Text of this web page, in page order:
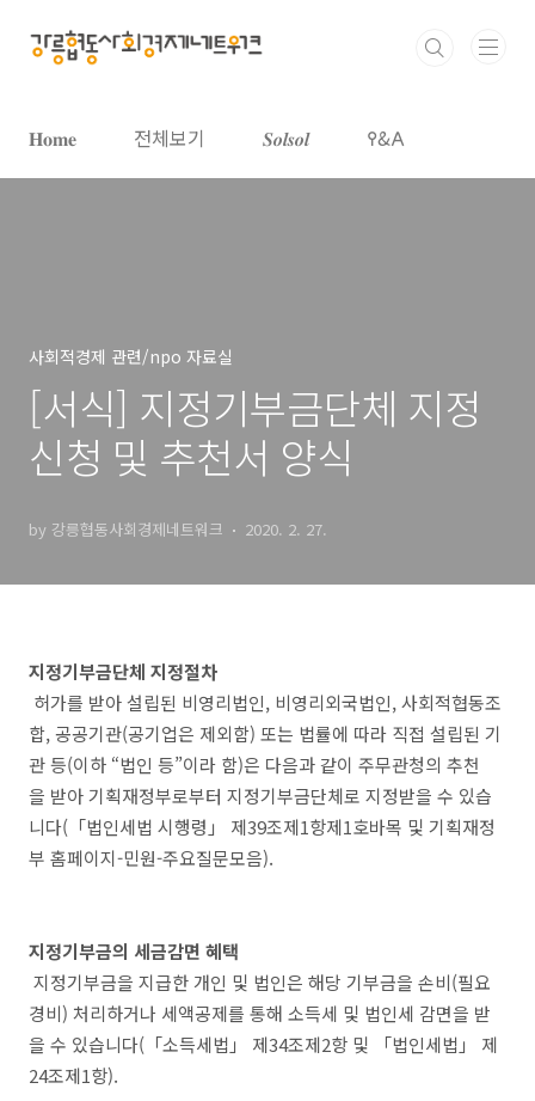
𝐇𝐨𝐦𝐞 전체보기 𝑺𝒐𝒍𝒔𝒐𝒍 𐌒&𐌀
사회적경제 관련/npo 자료실
[서식] 지정기부금단체 지정
신청 및 추천서 양식
by 강릉협동사회경제네트워크 2020. 2. 27.
지정기부금단체 지정절차
허가를 받아 설립된 비영리법인, 비영리외국법인, 사회적협동조
합, 공공기관(공기업은 제외함) 또는 법률에 따라 직접 설립된 기
관 등(이하 “법인 등”이라 함)은 다음과 같이 주무관청의 추천
을 받아 기획재정부로부터 지정기부금단체로 지정받을 수 있습
니다(「법인세법 시행령」 제39조제1항제1호바목 및 기획재정
부 홈페이지-민원-주요질문모음).
지정기부금의 세금감면 혜택
지정기부금을 지급한 개인 및 법인은 해당 기부금을 손비(필요
경비) 처리하거나 세액공제를 통해 소득세 및 법인세 감면을 받
을 수 있습니다(「소득세법」 제34조제2항 및 「법인세법」 제
24조제1항).